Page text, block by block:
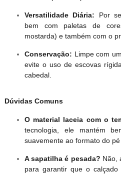
Versatilidade Diária: Por
bem com paletas de
mostarda) e também com o
Conservação: Limpe com
evite o uso de escovas
cabedal.
Dúvidas Comuns
O material laceia com o
tecnologia, ele mantém
suavemente ao formato do
A sapatilha é pesada? Não,
para garantir que o